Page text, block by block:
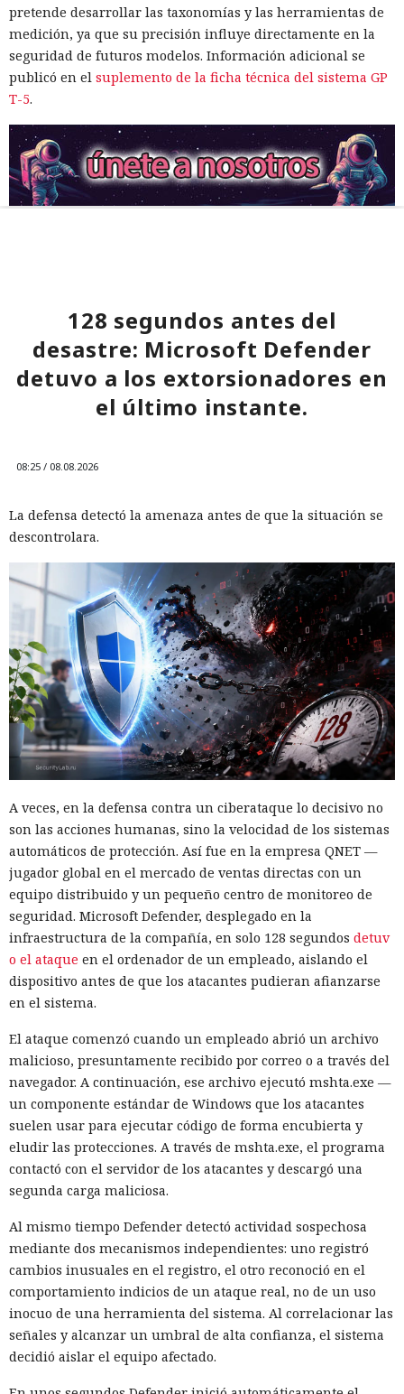
pretende desarrollar las taxonomías y las herramientas de
medición, ya que su precisión influye directamente en la
seguridad de futuros modelos. Información adicional se
publicó en el suplemento de la ficha técnica del sistema GP
T-5.
128 segundos antes del
desastre: Microsoft Defender
detuvo a los extorsionadores en
el último instante.
08:25 / 08.08.2026
La defensa detectó la amenaza antes de que la situación se
descontrolara.
A veces, en la defensa contra un ciberataque lo decisivo no
son las acciones humanas, sino la velocidad de los sistemas
automáticos de protección. Así fue en la empresa QNET —
jugador global en el mercado de ventas directas con un
equipo distribuido y un pequeño centro de monitoreo de
seguridad. Microsoft Defender, desplegado en la
infraestructura de la compañía, en solo 128 segundos detuv
o el ataque en el ordenador de un empleado, aislando el
dispositivo antes de que los atacantes pudieran afianzarse
en el sistema.
El ataque comenzó cuando un empleado abrió un archivo
malicioso, presuntamente recibido por correo o a través del
navegador. A continuación, ese archivo ejecutó mshta.exe —
un componente estándar de Windows que los atacantes
suelen usar para ejecutar código de forma encubierta y
eludir las protecciones. A través de mshta.exe, el programa
contactó con el servidor de los atacantes y descargó una
segunda carga maliciosa.
Al mismo tiempo Defender detectó actividad sospechosa
mediante dos mecanismos independientes: uno registró
cambios inusuales en el registro, el otro reconoció en el
comportamiento indicios de un ataque real, no de un uso
inocuo de una herramienta del sistema. Al correlacionar las
señales y alcanzar un umbral de alta confianza, el sistema
decidió aislar el equipo afectado.